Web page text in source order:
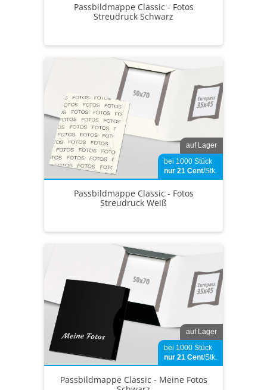
Passbildmappe Classic - Fotos
Streudruck Schwarz
auf Lager
bei 1000 Stück
nur 21 Cent/Stk.
Passbildmappe Classic - Fotos
Streudruck Weiß
auf Lager
bei 1000 Stück
nur 21 Cent/Stk.
Passbildmappe Classic - Meine Fotos